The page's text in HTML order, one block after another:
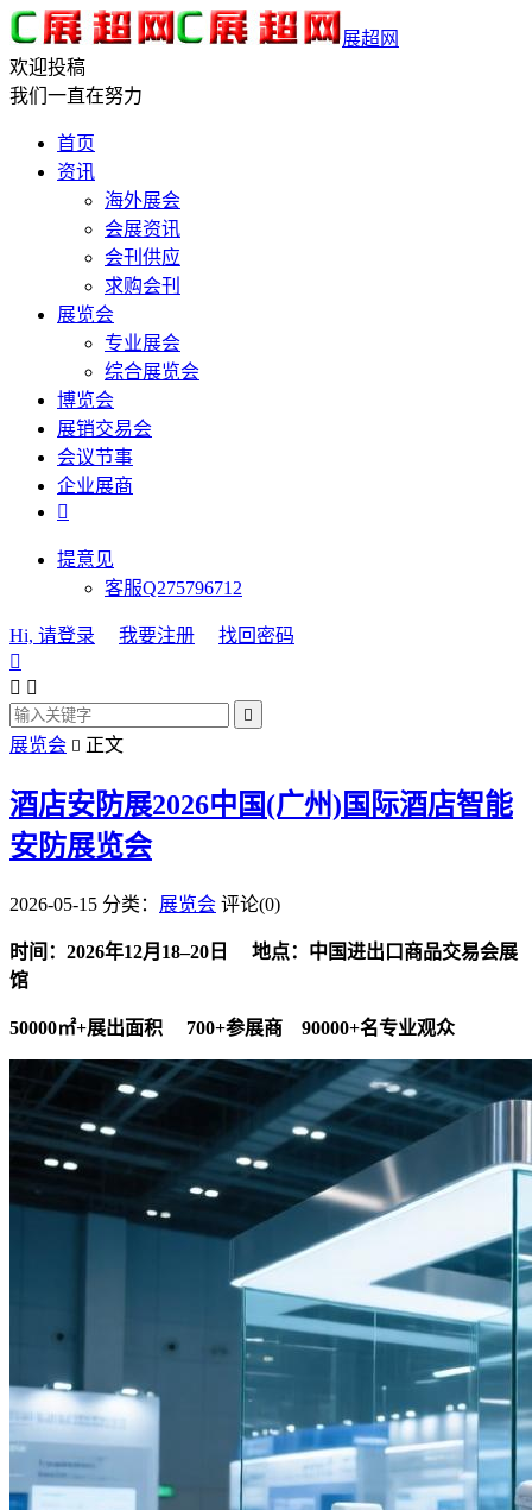
展超网
欢迎投稿
我们一直在努力
首页
资讯
海外展会
会展资讯
会刊供应
求购会刊
展览会
专业展会
综合展览会
博览会
展销交易会
会议节事
企业展商

提意见
客服Q275796712
Hi, 请登录 我要注册
找回密码

 

展览会  正文
酒店安防展2026中国(广州)国际酒店智能
安防展览会
2026-05-15 分类： 展览会 评论(0)
时间：2026年12月 18–20 日 地点： 中国进出口商品交易会展
馆
50000㎡+展出面积 700+参展商 90000+名专业观众